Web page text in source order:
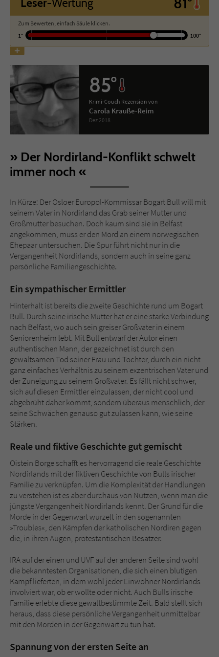
Leser-Wertung
Zum Bewerten, einfach Säule klicken.
1°
100°
85°
Krimi-Couch Rezension von
Carola Krauße-Reim
Dez 2018
Der Nordirland-Konflikt schwelt
immer noch
In Kürze: Der Osloer Europol-Kommissar Bogart Bull will mit
seinem Vater in Nordirland das Grab seiner Mutter und
Großmutter besuchen. Doch kaum sind sie in Belfast
angekommen, muss er den Mord an einem norwegischen
Ehepaar untersuchen. Die Spur führt nicht nur in die
Vergangenheit Nordirlands, sondern auch in seine ganz
persönliche Familiengeschichte.
Ein sympathischer Ermittler
Hinterhalt ist bereits die zweite Geschichte rund um Bogart
Bull. Durch seine irische Mutter hat er eine starke Verbindung
nach Belfast, wo auch sein greiser Großvater in einem
Seniorenheim lebt. Mit Bull entwarf der Autor einen
authentischen Mann, der gezeichnet ist durch den
gewaltsamen Tod seiner Frau und Tochter, durch ein nicht
ganz einfaches Verhältnis zu seinem exzentrischen Vater und
der Zuneigung zu seinem Großvater. Es fällt nicht schwer,
sich auf diesen Ermittler einzulassen, der nicht cool und
abgebrüht daher kommt, sondern überaus menschlich, der
seine Schwächen genauso gut zulassen kann, wie seine
Stärken.
Reale und fiktive Geschichte gut gemischt
Oistein Borge schafft es hervorragend die reale Geschichte
Nordirlands mit der fiktiven Geschichte von Bulls irischer
Familie zu verknüpfen. Um die Komplexität der Handlungen
zu verstehen ist es aber durchaus von Nutzen, wenn man die
jüngste Vergangenheit Nordirlands kennt. Der Grund für die
Morde in der Gegenwart wurzelt in den sogenannten
»Troubles«, den Kämpfen der katholischen Nordiren gegen
die, in ihren Augen, protestantischen Besatzer.
IRA auf der einen und UVF auf der anderen Seite sind wohl
die bekanntesten Organisationen, die sich einen blutigen
Kampf lieferten, in dem wohl jeder Einwohner Nordirlands
involviert war, ob er wollte oder nicht. Auch Bulls irische
Familie erlebte diese gewaltbestimmte Zeit. Bald stellt sich
heraus, dass diese persönliche Vergangenheit unmittelbar
mit den Morden in der Gegenwart zu tun hat.
Spannung von der ersten Seite an
Name tx_pwcomments_ahash
Anbieter Literatur-Couch Medien GmbH & Co. KG
Laufzeit 1 Jahr
Zweck Cookie für Kommentare einzelner Buchtitel
fe_typo_user
Session
Zweck
Dieses Cookie gewährleistet die
Kommunikation der Webseite mit dem
Benutzer. Es wird benötigt um z. B. den
Sicherheitscode des Kontaktformulars zu
überprüfen.